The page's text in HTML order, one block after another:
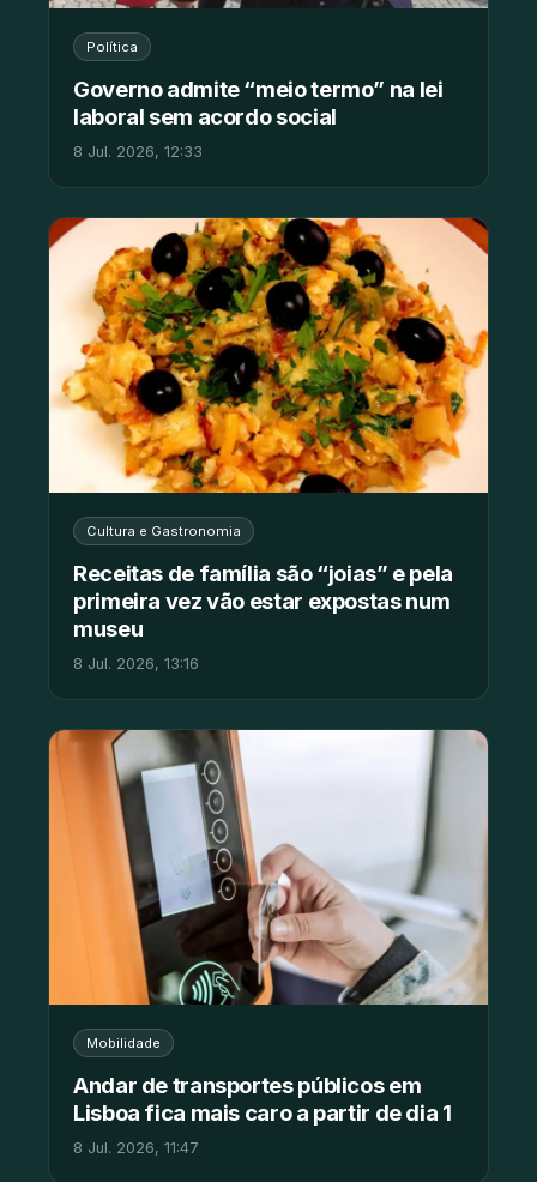
Política
Governo admite “meio termo” na lei
laboral sem acordo social
8 Jul. 2026, 12:33
Cultura e Gastronomia
Receitas de família são “joias” e pela
primeira vez vão estar expostas num
museu
8 Jul. 2026, 13:16
Mobilidade
Andar de transportes públicos em
Lisboa fica mais caro a partir de dia 1
8 Jul. 2026, 11:47